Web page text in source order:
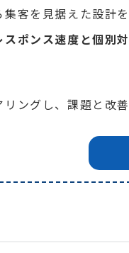
客を見据えた設計
ポンス速度と個別
ングし、課題と改